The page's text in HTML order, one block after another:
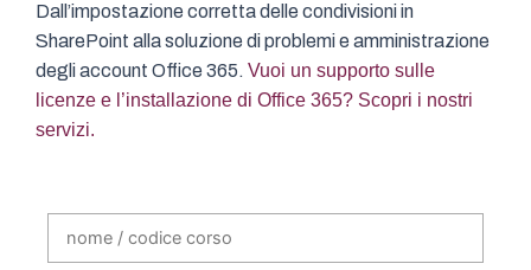
Dall’impostazione corretta delle condivisioni in
SharePoint alla soluzione di problemi e amministrazione
degli account Office 365. Vuoi un supporto sulle
licenze e l’installazione di Office 365? Scopri i nostri
servizi.